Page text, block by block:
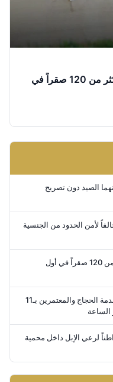
مزرعة رومانية تحطّ في الرياض بأكثر من 120 صقراً في
الصيد دون تصريح
لأمن الحدود من الجنسية
مزرعة رومانية تحطّ في الرياض بأكثر من 120 صقراً في أول
مركز العناية بضيوف الرحمن يواصل خدمة الحجاج والمعتمرين بـ11
لرعي الإبل داخل محمية